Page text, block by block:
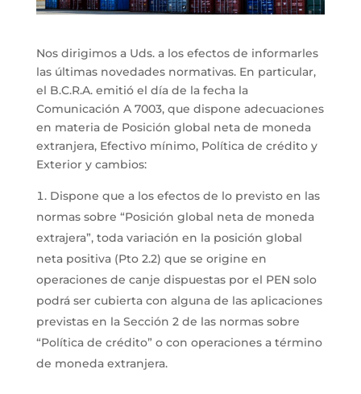
Nos dirigimos a Uds. a los efectos de informarles
las últimas novedades normativas. En particular,
el B.C.R.A. emitió el día de la fecha la
Comunicación A 7003, que dispone adecuaciones
en materia de Posición global neta de moneda
extranjera, Efectivo mínimo, Política de crédito y
Exterior y cambios:
Dispone que a los efectos de lo previsto en las
normas sobre “Posición global neta de moneda
extrajera”, toda variación en la posición global
neta positiva (Pto 2.2) que se origine en
operaciones de canje dispuestas por el PEN solo
podrá ser cubierta con alguna de las aplicaciones
previstas en la Sección 2 de las normas sobre
“Política de crédito” o con operaciones a término
de moneda extranjera.